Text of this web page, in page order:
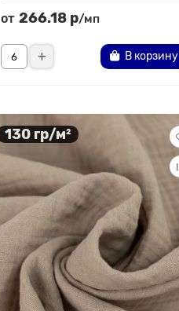
от 266.18 р/мп
В корзину
130 гр/м²